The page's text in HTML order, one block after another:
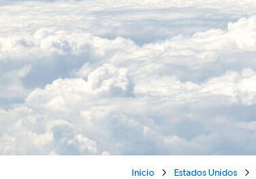
Inicio Estados Unidos